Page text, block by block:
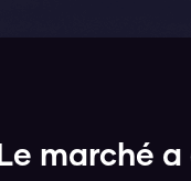
Le marché